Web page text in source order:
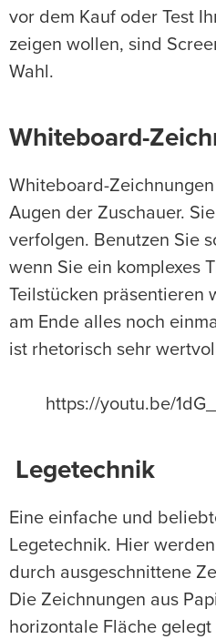
vor dem Kauf oder Test
zeigen wollen, sind
Wahl.
Whiteboard-
Whiteboard-
Augen der Zuschauer.
verfolgen. Benutzen Sie
wenn Sie ein komplexes
Teilstücken präsentieren
am Ende alles noch
ist rhetorisch sehr
https://youtu.be/
Legetechnik
Eine einfache und
Legetechnik. Hier
durch ausgeschnittene
Die Zeichnungen aus
horizontale Fläche